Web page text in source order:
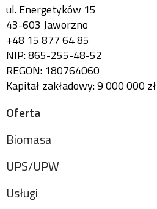
ul. Energetyków 15
43-603 Jaworzno
+48 15 877 64 85
NIP: 865-255-48-52
REGON: 180764060
Kapitał zakładowy: 9 000 000 zł
Oferta
Biomasa
UPS/UPW
Usługi